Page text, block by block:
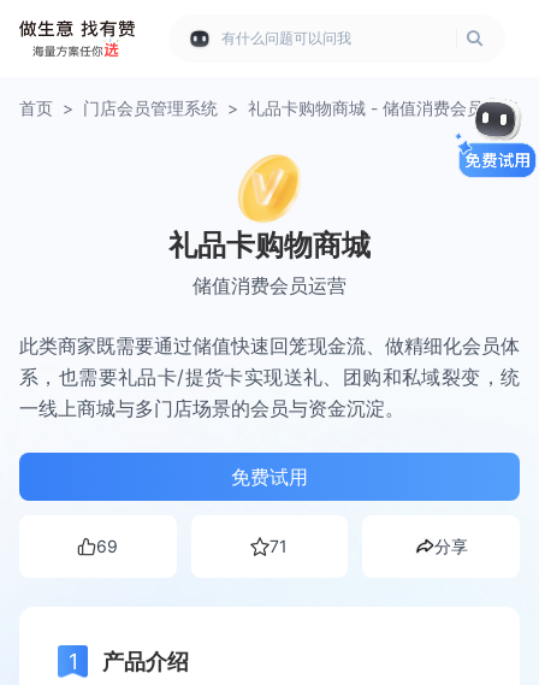
有什么问题可以问我
首页 > 门店会员管理系统 > 礼品卡购物商城 - 储值消费会员运营
礼品卡购物商城
储值消费会员运营
此类商家既需要通过储值快速回笼现金流、做精细化会员体
系，也需要礼品卡/提货卡实现送礼、团购和私域裂变，统
一线上商城与多门店场景的会员与资金沉淀。
免费试用
69 71 分享
产品介绍